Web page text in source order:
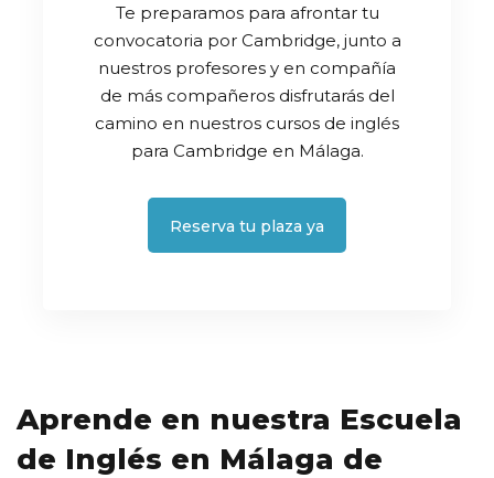
Te preparamos para afrontar tu
convocatoria por Cambridge, junto a
nuestros profesores y en compañía
de más compañeros disfrutarás del
camino en nuestros cursos de inglés
para Cambridge en Málaga.
Reserva tu plaza ya
Aprende en nuestra Escuela
de Inglés en Málaga de